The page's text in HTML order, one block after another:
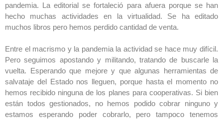
pandemia. La editorial se fortaleció para afuera porque se han
hecho muchas actividades en la virtualidad. Se ha editado
muchos libros pero hemos perdido cantidad de venta.
Entre el macrismo y la pandemia la actividad se hace muy difícil.
Pero seguimos apostando y militando, tratando de buscarle la
vuelta. Esperando que mejore y que algunas herramientas de
salvataje del Estado nos lleguen, porque hasta el momento no
hemos recibido ninguna de los planes para cooperativas. Si bien
están todos gestionados, no hemos podido cobrar ninguno y
estamos esperando poder cobrarlo, pero tampoco tenemos